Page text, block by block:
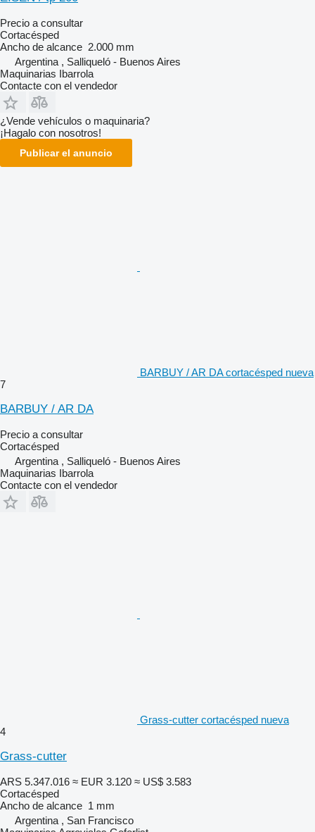
Precio a consultar
Cortacésped
Ancho de alcance 2.000 mm
Argentina , Salliqueló - Buenos Aires
Maquinarias Ibarrola
Contacte con el vendedor
¿Vende vehículos o maquinaria?
¡Hagalo con nosotros!
Publicar el anuncio
BARBUY / AR DA cortacésped nueva
7
BARBUY / AR DA
Precio a consultar
Cortacésped
Argentina , Salliqueló - Buenos Aires
Maquinarias Ibarrola
Contacte con el vendedor
Grass-cutter cortacésped nueva
4
Grass-cutter
ARS 5.347.016 ≈ EUR 3.120 ≈ US$ 3.583
Cortacésped
Ancho de alcance 1 mm
Argentina , San Francisco